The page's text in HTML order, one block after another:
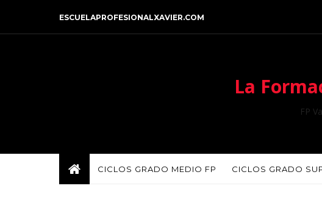
ESCUELAPROFESIONALXAVIER.COM
La
FP
CICLOS GRADO MEDIO FP CICLOS GRADO